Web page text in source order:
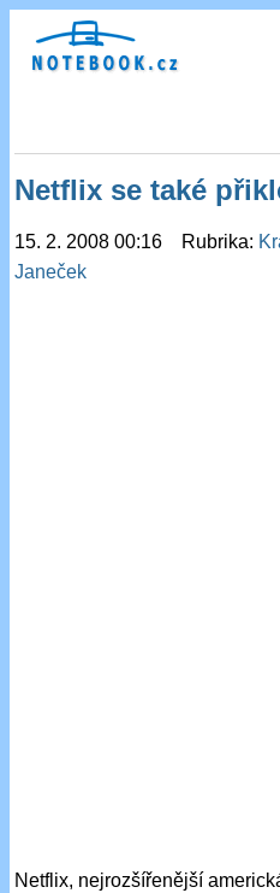
Netflix se také
15. 2. 2008 00:16 Rubrika:
Janeček
Netflix, nejrozšířenější